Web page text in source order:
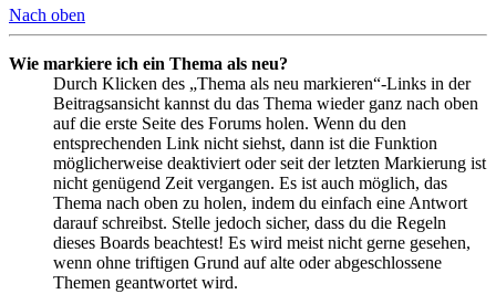
Nach oben
Wie markiere ich ein Thema als neu?
Durch Klicken des „Thema als neu markieren“-Links in der
Beitragsansicht kannst du das Thema wieder ganz nach oben
auf die erste Seite des Forums holen. Wenn du den
entsprechenden Link nicht siehst, dann ist die Funktion
möglicherweise deaktiviert oder seit der letzten Markierung ist
nicht genügend Zeit vergangen. Es ist auch möglich, das
Thema nach oben zu holen, indem du einfach eine Antwort
darauf schreibst. Stelle jedoch sicher, dass du die Regeln
dieses Boards beachtest! Es wird meist nicht gerne gesehen,
wenn ohne triftigen Grund auf alte oder abgeschlossene
Themen geantwortet wird.